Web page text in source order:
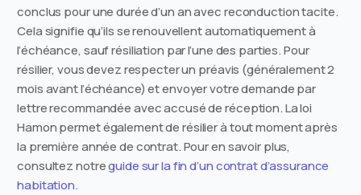
conclus pour une durée d’un an avec reconduction tacite.
Cela signifie qu’ils se renouvellent automatiquement à
l’échéance, sauf résiliation par l’une des parties. Pour
résilier, vous devez respecter un préavis (généralement 2
mois avant l’échéance) et envoyer votre demande par
lettre recommandée avec accusé de réception. La loi
Hamon permet également de résilier à tout moment après
la première année de contrat. Pour en savoir plus,
consultez notreguide sur la fin d’un contrat d’assurance
habitation.